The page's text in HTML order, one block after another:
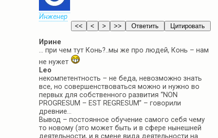
Инженер
Ирине
… при чем тут Конь?..мы же про людей, Конь – нам
не нужет
Leo
некомпетентность – не беда, невозможно знать
все, но совершенствоваться можно и нужно во
первых для собственного развития “NON
PROGRESUM – EST REGRESUM” – говорили
древние…
Вывод – постоянное обучение самого себя чему
то новому (это может быть и в сфере нынешней